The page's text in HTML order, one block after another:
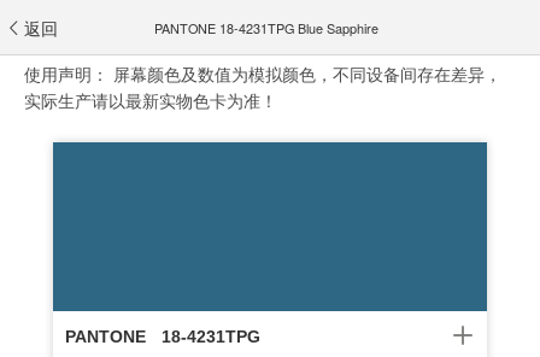
返回 PANTONE 18-4231TPG Blue Sapphire
使用声明： 屏幕颜色及数值为模拟颜色，不同设备间存在差异，
实际生产请以最新实物色卡为准！
PANTONE
18-4231TPG